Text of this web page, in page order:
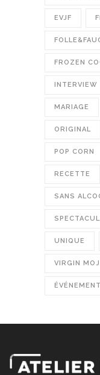
EVJF
FROZEN
INTERVIEW
MARIAGE
ORIGINAL
POP CORN
RECETTE
SANS
UNIQUE
VIRGIN